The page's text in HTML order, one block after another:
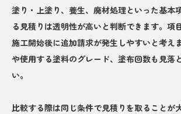
塗り・上塗り、養生、廃材処理といった基本
る見積りは透明性が高いと判断できます。項
施工開始後に追加請求が発生しやすいと考え
や使用する塗料のグレード、塗布回数も見落
い。
比較する際は同じ条件で見積りを取ることが